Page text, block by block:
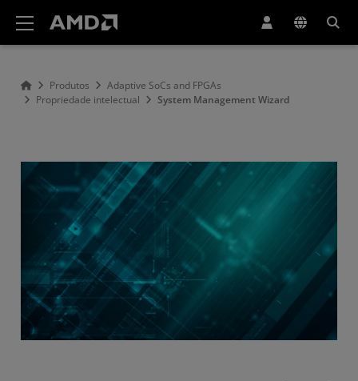
Produtos
Adaptive SoCs and FPGAs
Propriedade intelectual
System Management Wizard